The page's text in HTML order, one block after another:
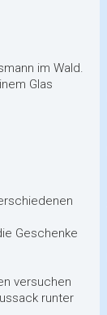
im Wald.
Glas
Geschenke
versuchen
runter